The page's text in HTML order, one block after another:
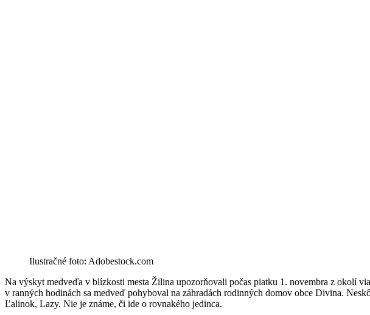
Ilustračné foto: Adobestock.com
Na výskyt medveďa v blízkosti mesta Žilina upozorňovali počas piatku 1. novembra z okolí
v ranných hodinách sa medveď pohyboval na záhradách rodinných domov obce Divina.
Ľalinok, Lazy. Nie je známe, či ide o rovnakého jedinca.